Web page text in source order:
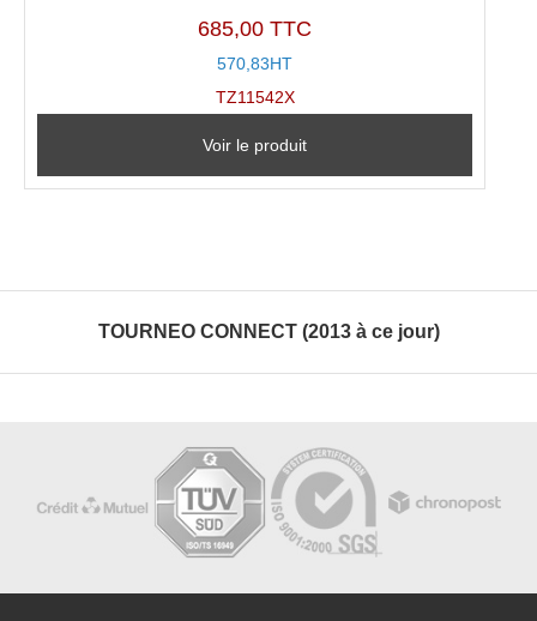
685,00 TTC
570,83HT
TZ11542X
Voir le produit
TOURNEO CONNECT (2013 à ce jour)